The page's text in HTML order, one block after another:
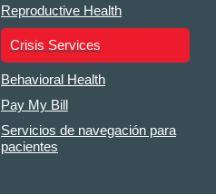
Reproductive Health
Crisis Services
Behavioral Health
Pay My Bill
Servicios de navegación para
pacientes